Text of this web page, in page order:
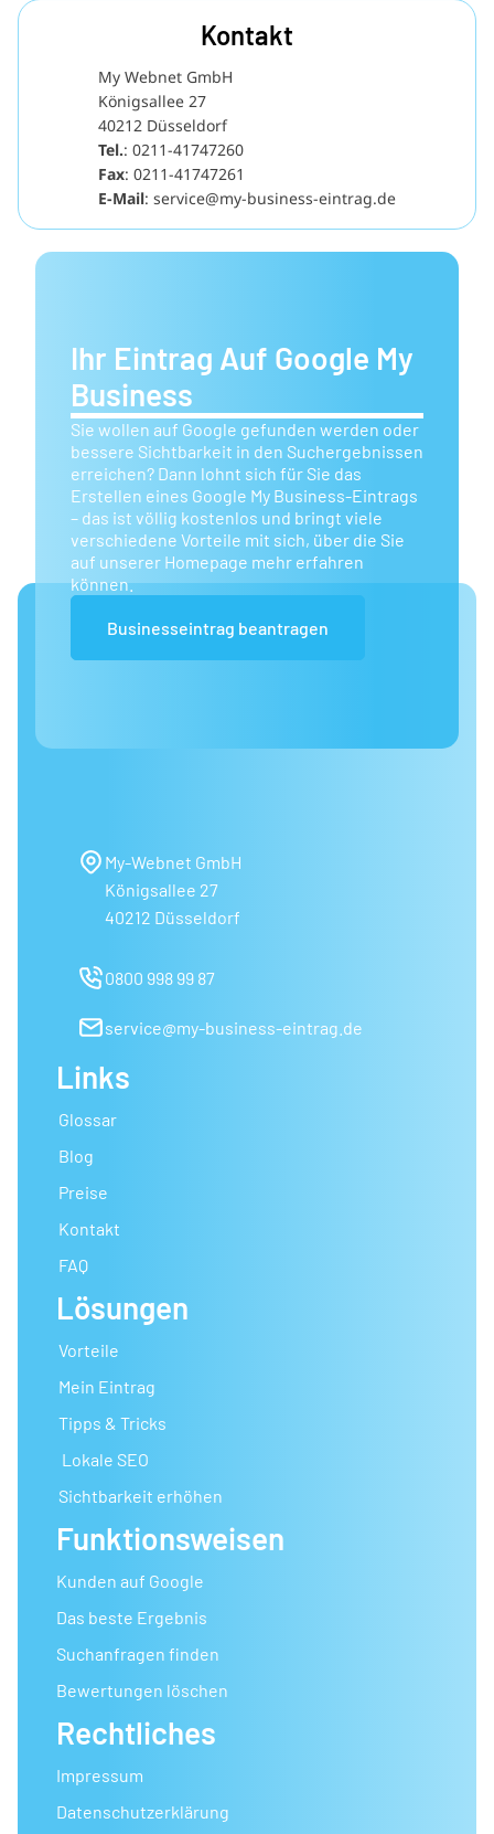
Kontakt
My Webnet GmbH
Königsallee 27
40212 Düsseldorf
Tel.: 0211-41747260
Fax: 0211-41747261
E-Mail: service@my-business-eintrag.de
Ihr Eintrag Auf Google My
Business
Sie wollen auf Google gefunden werden oder
bessere Sichtbarkeit in den Suchergebnissen
erreichen? Dann lohnt sich für Sie das
Erstellen eines Google My Business-Eintrags
– das ist völlig kostenlos und bringt viele
verschiedene Vorteile mit sich, über die Sie
auf unserer Homepage mehr erfahren
können.
Businesseintrag beantragen
My-Webnet GmbH
Königsallee 27
40212 Düsseldorf
0800 998 99 87
service@my-business-eintrag.de
Links
Glossar
Blog
Preise
Kontakt
FAQ
Lösungen
Vorteile
Mein Eintrag
Tipps & Tricks
Lokale SEO
Sichtbarkeit erhöhen
Funktionsweisen
Kunden auf Google
Das beste Ergebnis
Suchanfragen finden
Bewertungen löschen
Rechtliches
Impressum
Datenschutzerklärung